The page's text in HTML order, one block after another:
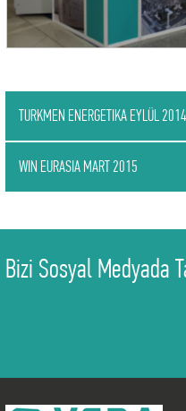
TURKMEN ENERGETIKA EYLÜL 2014
WIN EURASIA MART 2015
Bizi Sosyal Medyada